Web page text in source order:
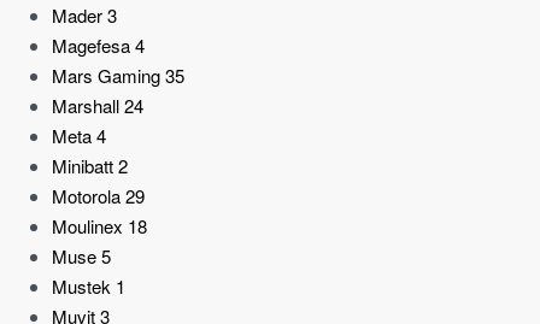
Mader3
Magefesa4
Mars Gaming35
Marshall24
Meta4
Minibatt2
Motorola29
Moulinex 18
Muse5
Mustek 1
Muvit3